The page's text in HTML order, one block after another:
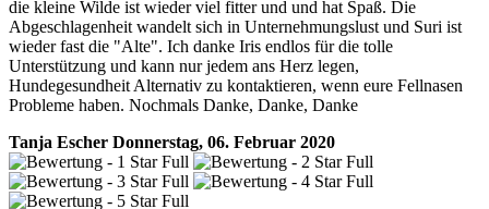
die kleine Wilde ist wieder viel fitter und und hat Spaß. Die
Abgeschlagenheit wandelt sich in Unternehmungslust und Suri ist
wieder fast die "Alte". Ich danke Iris endlos für die tolle
Unterstützung und kann nur jedem ans Herz legen,
Hundegesundheit Alternativ zu kontaktieren, wenn eure Fellnasen
Probleme haben. Nochmals Danke, Danke, Danke
Tanja Escher Donnerstag, 06. Februar 2020